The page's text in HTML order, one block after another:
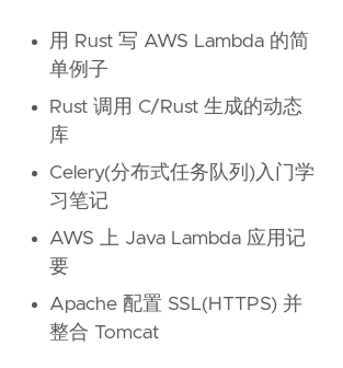
用 Rust 写 AWS Lambda 的简
单例子
Rust 调用 C/Rust 生成的动态
库
Celery(分布式任务队列)入门学
习笔记
AWS 上 Java Lambda 应用记
要
Apache 配置 SSL(HTTPS) 并
整合 Tomcat